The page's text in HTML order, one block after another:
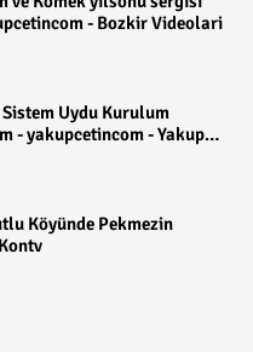
- Bozkir Videolari
Uydu Kurulum
- yakupcetincom - Yakup
Köyünde Pekmezin